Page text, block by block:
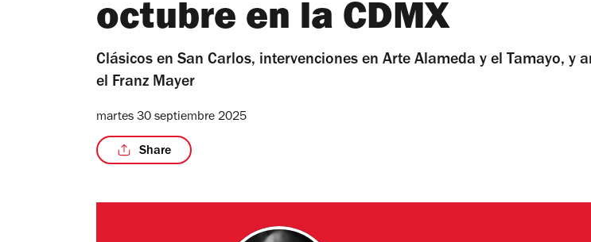
octubre en la CDMX
Clásicos en San Carlos, intervenciones en Arte Alameda y el Tamayo, y
el Franz Mayer
martes 30 septiembre 2025
Share